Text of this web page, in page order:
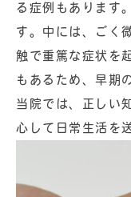
る症例もあります
す。中には、ごく
触で重篤な症状を
もあるため、早期
当院では、正しい
心して日常生活を